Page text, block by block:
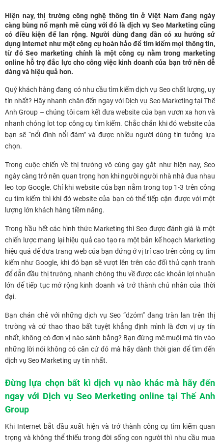
Hiện nay, thị trường công nghệ thông tin ở Việt Nam đang ngày
càng bùng nổ mạnh mẽ cùng với đó là dịch vụ Seo Marketing cũng
có điều kiện để lan rộng. Người dùng đang dần có xu hướng sử
dụng Internet như một công cụ hoàn hảo để tìm kiếm mọi thông tin,
từ đó Seo marketing chính là một công cụ nằm trong marketing
online hỗ trợ đắc lực cho công việc kinh doanh của bạn trở nên dễ
dàng và hiệu quả hơn.
Quý khách hàng đang có nhu cầu tìm kiếm dịch vụ Seo chất lượng, uy
tín nhất? Hãy nhanh chân đến ngay với Dịch vụ Seo Marketing tại Thế
Anh Group – chúng tôi cam kết đưa website của bạn vươn xa hơn và
nhanh chóng lot top công cụ tìm kiếm. Chắc chắn khi đó website của
bạn sẽ “nổi đình nổi đám” và được nhiều người dùng tin tưởng lựa
chọn.
Trong cuộc chiến về thị trường vô cùng gay gắt như hiện nay, Seo
ngày càng trở nên quan trọng hơn khi người người nhà nhà đua nhau
leo top Google. Chỉ khi website của bạn nằm trong top 1-3 trên công
cụ tìm kiếm thì khi đó website của bạn có thể tiếp cận được với một
lượng lớn khách hàng tiềm năng.
Trong hầu hết các hình thức Marketing thì Seo được đánh giá là một
chiến lược mang lại hiệu quả cao tạo ra một bản kế hoạch Marketing
hiệu quả để đưa trang web của bạn đứng ở vị trí cao trên công cụ tìm
kiếm như Google, khi đó bạn sẽ vượt lên trên các đối thủ cạnh tranh
để dẫn đầu thị trường, nhanh chóng thu về được các khoản lợi nhuận
lớn để tiếp tục mở rộng kinh doanh và trở thành chủ nhân của thời
đại.
Bạn chán chê với những dịch vụ Seo “dzỏm” đang tràn lan trên thị
trường và cứ thao thao bất tuyệt khẳng định mình là đơn vị uy tín
nhất, không có đơn vị nào sánh bằng? Bạn đừng mê muội mà tin vào
những lời nói không có căn cứ đó mà hãy dành thời gian để tìm đến
dịch vụ Seo Marketing uy tín nhất.
Đừng lựa chọn bất kì dịch vụ nào khác mà hãy đến
ngay với Dịch vụ Seo Merketing online tại Thế Anh
Group
Khi Internet bắt đầu xuất hiện và trở thành công cụ tìm kiếm quan
trọng và không thể thiếu trong đời sống con người thì nhu cầu mua